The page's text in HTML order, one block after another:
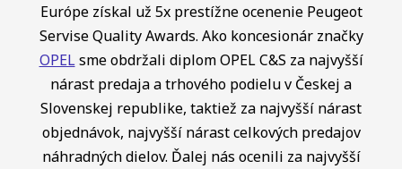
Európe získal už 5x prestížne ocenenie Peugeot
Servise Quality Awards. Ako koncesionár značky
OPELsme obdržali diplom OPEL C&S za najvyšší
nárast predaja a trhového podielu v Českej a
Slovenskej republike, taktiež za najvyšší nárast
objednávok, najvyšší nárast celkových predajov
náhradných dielov. Ďalej nás ocenili za najvyšší